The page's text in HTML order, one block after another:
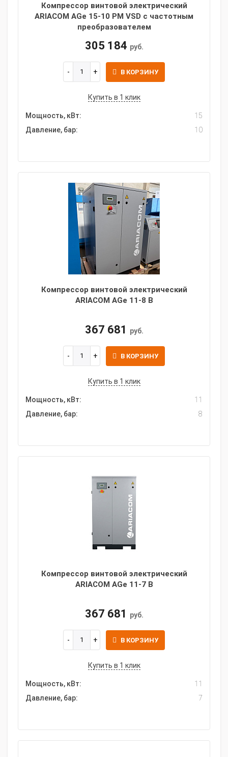
Компрессор винтовой электрический
ARIACOM AGe 15-10 PM VSD с частотным
преобразователем
305 184 руб.
В КОРЗИНУ
Купить в 1 клик
Мощность, кВт:
15
Давление, бар:
10
Компрессор винтовой электрический
ARIACOM AGe 11-8 B
367 681 руб.
В КОРЗИНУ
Купить в 1 клик
Мощность, кВт:
11
Давление, бар:
8
Компрессор винтовой электрический
ARIACOM AGe 11-7 B
367 681 руб.
В КОРЗИНУ
Купить в 1 клик
Мощность, кВт:
11
Давление, бар:
7